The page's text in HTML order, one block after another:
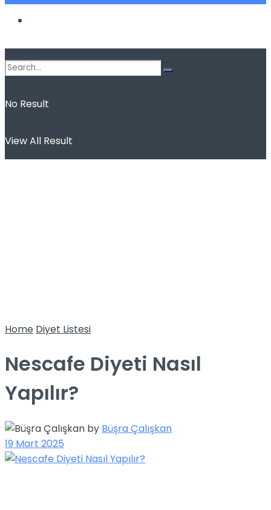
No Result
View All Result
Home Diyet Listesi
Nescafe Diyeti Nasıl
Yapılır?
by Büşra Çalışkan
19 Mart 2025